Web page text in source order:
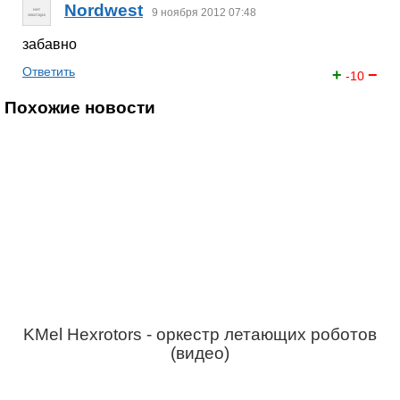
Nordwest 9 ноября 2012 07:48
забавно
+ -10 −
Ответить
Похожие новости
KMel Hexrotors - оркестр летающих роботов
(видео)